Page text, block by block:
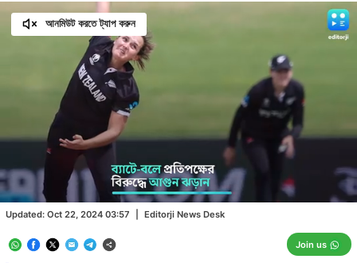
Updated: Oct 22, 2024 03:57 Editorji News Desk
Join us
আনমিউট করতে ট্যাপ করুন
Unmute
/
Loaded
43.40%